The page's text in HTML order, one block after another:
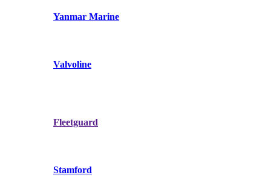
Yanmar Marine
Valvoline
Fleetguard
Stamford